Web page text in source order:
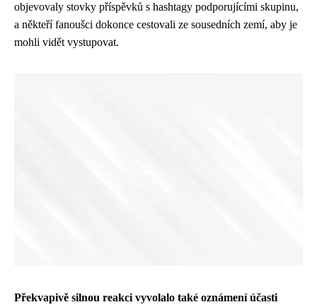
objevovaly stovky příspěvků s hashtagy podporujícími skupinu,
a někteří fanoušci dokonce cestovali ze sousedních zemí, aby je
mohli vidět vystupovat.
Překvapivě silnou reakci vyvolalo také oznámení účasti